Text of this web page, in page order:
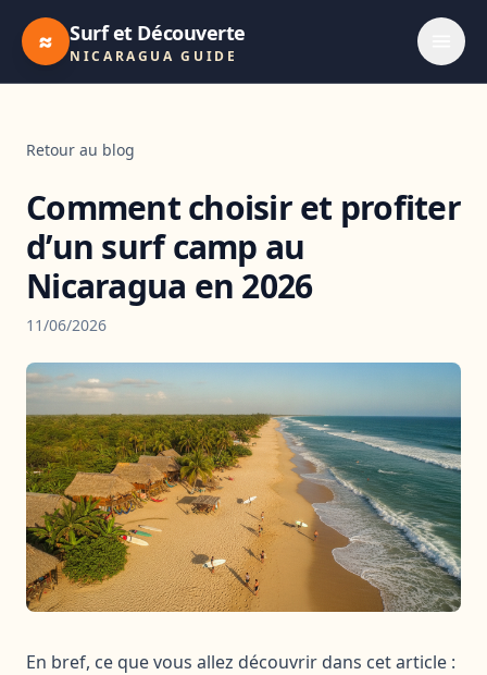
≈ Surf et Découverte
NICARAGUA GUIDE
Retour au blog
Comment choisir et profiter
d’un surf camp au
Nicaragua en 2026
11/06/2026
En bref, ce que vous allez découvrir dans cet article :